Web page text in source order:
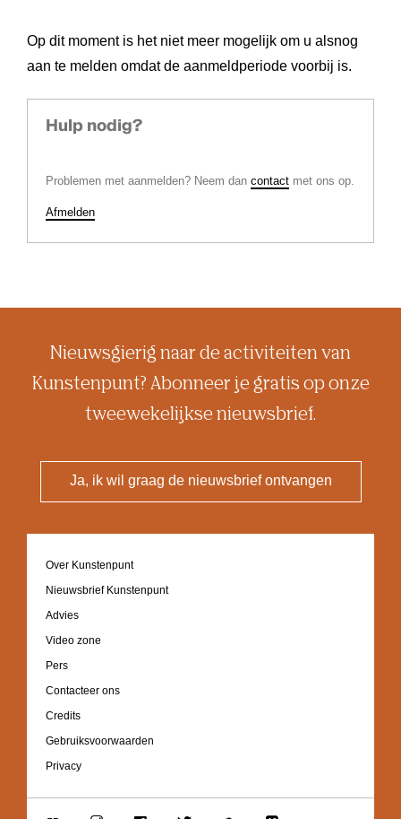
Op dit moment is het niet meer mogelijk om u alsnog
aan te melden omdat de aanmeldperiode voorbij is.
Hulp nodig?
Problemen met aanmelden? Neem dancontact met ons op.
Afmelden
Nieuwsgierig naar de activiteiten van
Kunstenpunt? Abonneer je gratis op onze
tweewekelijkse nieuwsbrief.
Ja, ik wil graag de nieuwsbrief ontvangen
Footer
navigation
Over Kunstenpunt
Nieuwsbrief Kunstenpunt
Advies
Video zone
Pers
Contacteer ons
Credits
Gebruiksvoorwaarden
Privacy